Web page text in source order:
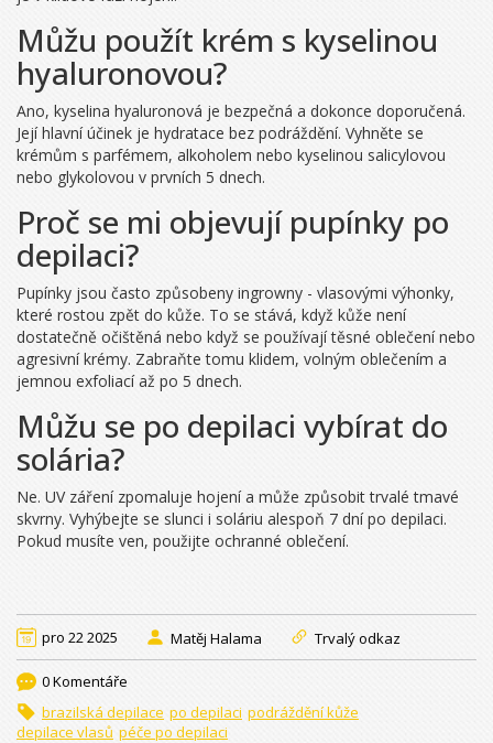
Můžu použít krém s kyselinou
hyaluronovou?
Ano, kyselina hyaluronová je bezpečná a dokonce doporučená.
Její hlavní účinek je hydratace bez podráždění. Vyhněte se
krémům s parfémem, alkoholem nebo kyselinou salicylovou
nebo glykolovou v prvních 5 dnech.
Proč se mi objevují pupínky po
depilaci?
Pupínky jsou často způsobeny ingrowny - vlasovými výhonky,
které rostou zpět do kůže. To se stává, když kůže není
dostatečně očištěná nebo když se používají těsné oblečení nebo
agresivní krémy. Zabraňte tomu klidem, volným oblečením a
jemnou exfoliací až po 5 dnech.
Můžu se po depilaci vybírat do
solária?
Ne. UV záření zpomaluje hojení a může způsobit trvalé tmavé
skvrny. Vyhýbejte se slunci i soláriu alespoň 7 dní po depilaci.
Pokud musíte ven, použijte ochranné oblečení.
pro 22 2025 Matěj Halama Trvalý odkaz
0 Komentáře
brazilská depilace po depilaci podráždění kůže
depilace vlasů péče po depilaci